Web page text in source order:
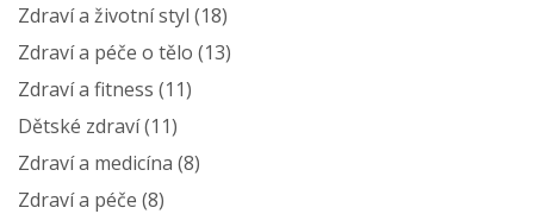
Zdraví a životní styl (18)
Zdraví a péče o tělo (13)
Zdraví a fitness (11)
Dětské zdraví(11)
Zdraví a medicína (8)
Zdraví a péče (8)